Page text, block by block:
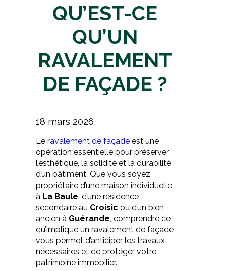
QU’EST-CE
QU’UN
RAVALEMENT
DE FAÇADE ?
18 mars 2026
Le ravalement de façadeest une
opération essentielle pour préserver
l’esthétique, la solidité et la durabilité
d’un bâtiment. Que vous soyez
propriétaire d’une maison individuelle
à La Baule, d’une résidence
secondaire au Croisic ou d’un bien
ancien à Guérande, comprendre ce
qu’implique un ravalement de façade
vous permet d’anticiper les travaux
nécessaires et de protéger votre
patrimoine immobilier.